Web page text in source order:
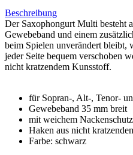
Beschreibung
Der Saxophongurt Multi besteht
Gewebeband und einem
beim Spielen unverändert bleibt,
jeder Seite bequem verschoben
nicht kratzendem Kunsstoff.
für Sopran-, Alt-, Tenor-
Gewebeband 35 mm breit
mit weichem Nackenschutz
Haken aus nicht
Farbe: schwarz